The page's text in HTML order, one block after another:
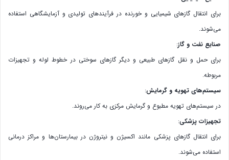
برای انتقال گازهای شیمیایی و خورنده در فرآیندهای تولیدی و آزمایشگاهی استفاده
می‌شوند.
صنایع نفت و گاز:
برای حمل و نقل گازهای طبیعی و دیگر گازهای سوختی در خطوط لوله و تجهیزات
مربوطه.
سیستم‌های تهویه و گرمایش:
در سیستم‌های تهویه مطبوع و گرمایش مرکزی به کار می‌روند.
تجهیزات پزشکی:
برای انتقال گازهای پزشکی مانند اکسیژن و نیتروژن در بیمارستان‌ها و مراکز درمانی
استفاده می‌شوند.